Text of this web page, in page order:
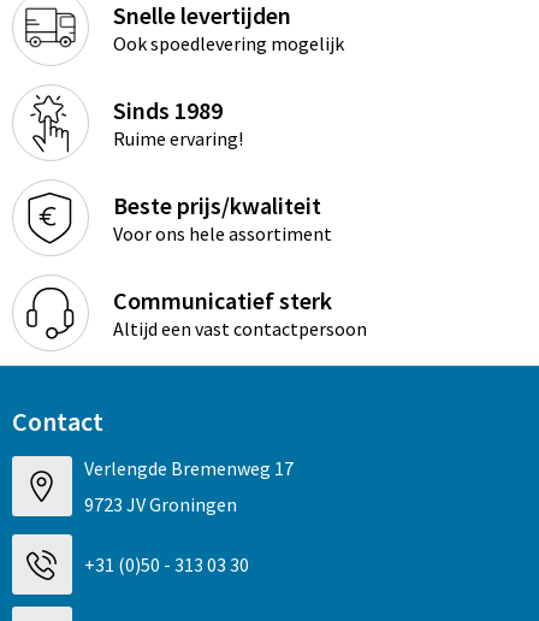
Snelle levertijden
Ook spoedlevering mogelijk
Sinds 1989
Ruime ervaring!
Beste prijs/kwaliteit
Voor ons hele assortiment
Communicatief sterk
Altijd een vast contactpersoon
Contact
Verlengde Bremenweg 17
9723 JV Groningen
+31 (0)50 - 313 03 30